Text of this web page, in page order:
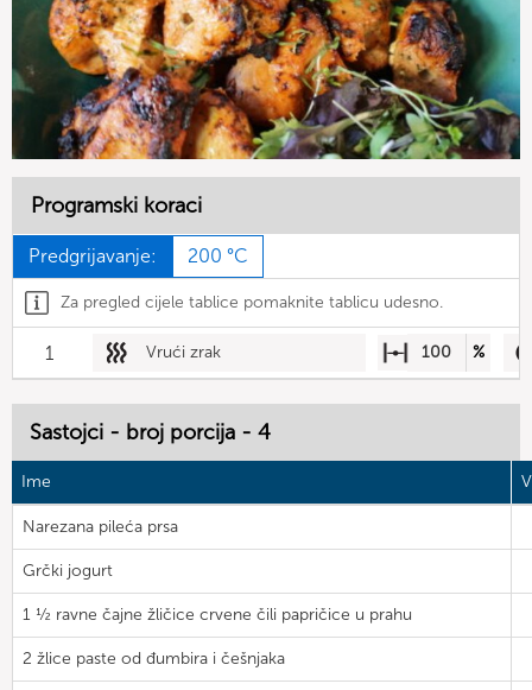
Programski koraci
Predgrijavanje: 200 °C
Za pregled cijele tablice pomaknite tablicu udesno.
1 Vrući zrak 100 %
Sastojci - broj porcija - 4
Ime
Narezana pileća prsa
Grčki jogurt
1 ½ ravne čajne žličice crvene čili papričice u prahu
2 žlice paste od đumbira i češnjaka